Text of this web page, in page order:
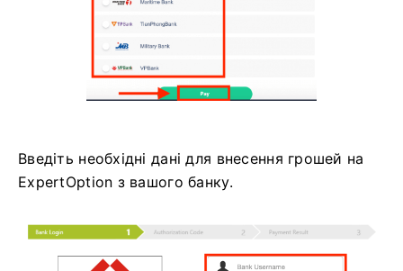
Введіть необхідні дані для внесення грошей на
ExpertOption з вашого банку.